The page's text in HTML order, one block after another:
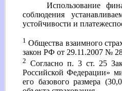
Использование
соблюдения
устойчивости и
1 Общества взаимного
закон РФ от 29.11.2007 №
2 Согласно п. 3 ст. 25
Российской Федерации»
его базового размера